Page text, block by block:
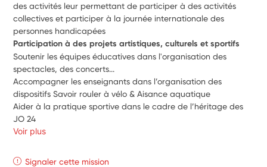
des activités leur permettant de participer à des activités
collectives et participer à la journée internationale des
personnes handicapées
Participation à des projets artistiques, culturels et sportifs
Soutenir les équipes éducatives dans l'organisation des
spectacles, des concerts...
Accompagner les enseignants dans l’organisation des
dispositifs Savoir rouler à vélo & Aisance aquatique
Aider à la pratique sportive dans le cadre de l’héritage des
JO 24
Voir plus
Signaler cette mission